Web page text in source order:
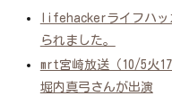
lifehackerライフハッ
られました。
mrt宮崎放送（10/5火
堀内真弓さんが出演